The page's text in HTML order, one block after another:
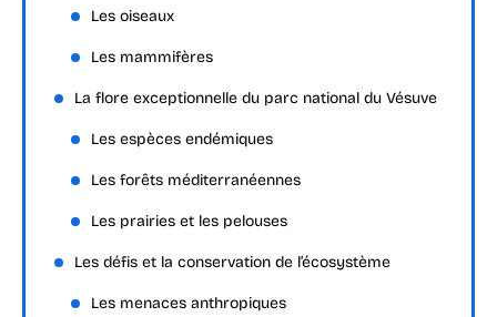
Les oiseaux
Les mammifères
La flore exceptionnelle du parc national du Vésuve
Les espèces endémiques
Les forêts méditerranéennes
Les prairies et les pelouses
Les défis et la conservation de l’écosystème
Les menaces anthropiques